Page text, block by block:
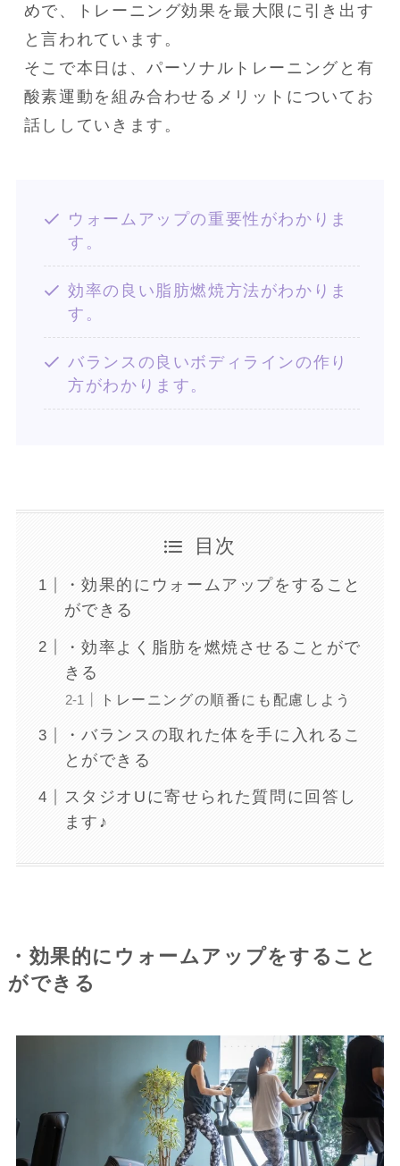
めで、トレーニング効果を最大限に引き出す
と言われています。
そこで本日は、パーソナルトレーニングと有
酸素運動を組み合わせるメリットについてお
話ししていきます。
ウォームアップの重要性がわかりま
す。
効率の良い脂肪燃焼方法がわかりま
す。
バランスの良いボディラインの作り
方がわかります。
目次
・効果的にウォームアップをすること
ができる
・効率よく脂肪を燃焼させることがで
きる
トレーニングの順番にも配慮しよう
・バランスの取れた体を手に入れるこ
とができる
スタジオUに寄せられた質問に回答し
ます♪
・効果的にウォームアップをすること
ができる